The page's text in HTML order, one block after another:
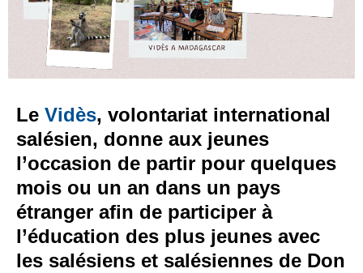
Le Vidès, volontariat international
salésien, donne aux jeunes
l’occasion de partir pour quelques
mois ou un an dans un pays
étranger afin de participer à
l’éducation des plus jeunes avec
les salésiens et salésiennes de Don